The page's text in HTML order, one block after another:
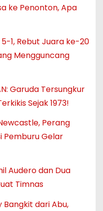
ke Penonton, Apa
1, Rebut Juara ke-20
Mengguncang
Garuda Tersungkur
Sejak 1973!
Perang
Pemburu Gelar
Audero dan Dua
Timnas
dari Abu,